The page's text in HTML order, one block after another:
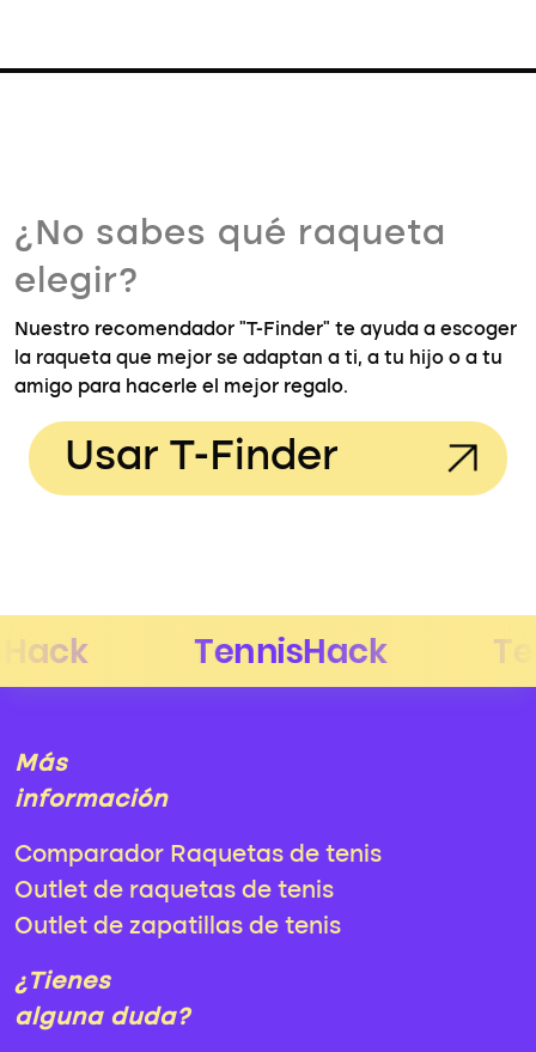
¿No sabes qué raqueta
elegir?
Nuestro recomendador "T-Finder" te ayuda a escoger
la raqueta que mejor se adaptan a ti, a tu hijo o a tu
amigo para hacerle el mejor regalo.
Usar T-Finder
Más
información
Comparador Raquetas de tenis
Outlet de raquetas de tenis
Outlet de zapatillas de tenis
¿Tienes
alguna duda?